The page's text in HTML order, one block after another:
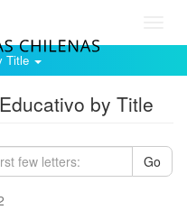
Title
by Title
Go